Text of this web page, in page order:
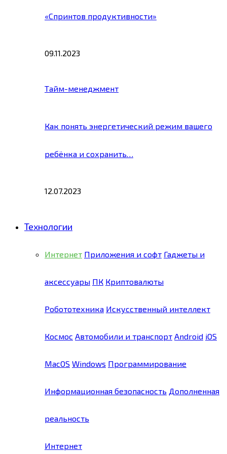
«Спринтов продуктивности»
09.11.2023
Тайм-менеджмент
Как понять энергетический режим вашего
ребёнка и сохранить…
12.07.2023
Технологии
Интернет Приложения и софт Гаджеты и
аксессуары ПК Криптовалюты
Робототехника Искусственный интеллект
Космос Автомобили и транспорт Android iOS
MacOS Windows Программирование
Информационная безопасность Дополненная
реальность
Интернет